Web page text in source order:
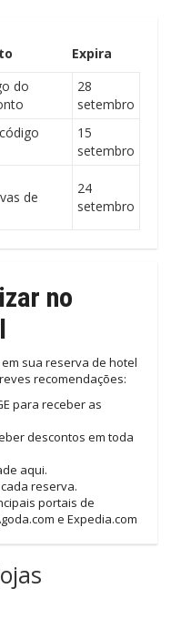
Expira
do
28
setembro
15
setembro
de
24
setembro
no
sua reserva de hotel
recomendações:
para receber as
descontos em toda
aqui.
cada reserva.
portais de
e Expedia.com